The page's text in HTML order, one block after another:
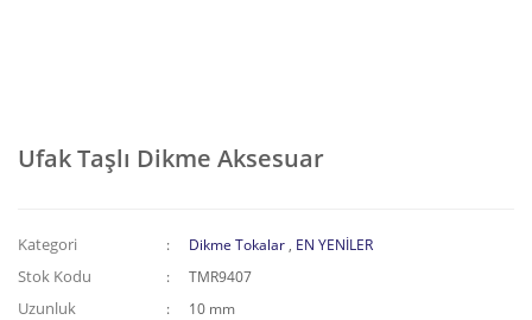
Ufak Taşlı Dikme Aksesuar
Kategori Dikme Tokalar , EN YENİLER
Stok Kodu TMR9407
Uzunluk 10 mm